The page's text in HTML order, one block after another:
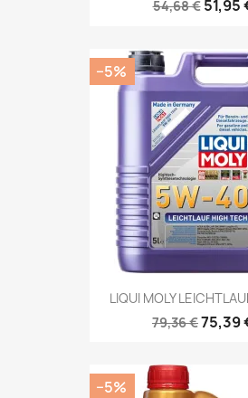
54,68 € 51,95
LIQUI MOLY
79,36 €75,39
−5%
−5%